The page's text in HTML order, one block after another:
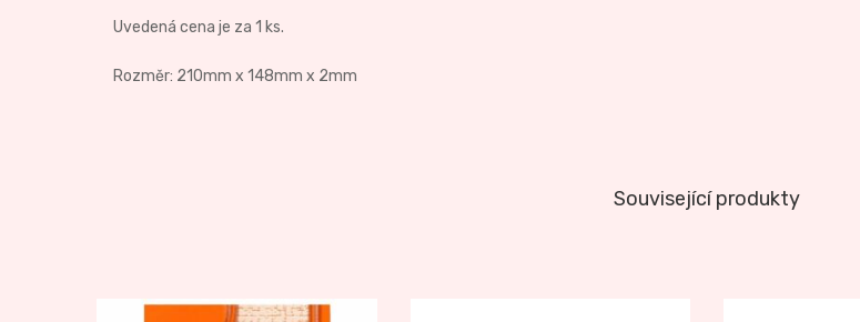
Uvedená cena je za 1 ks.
Rozměr: 210mm x 148mm x 2mm
Související produkty